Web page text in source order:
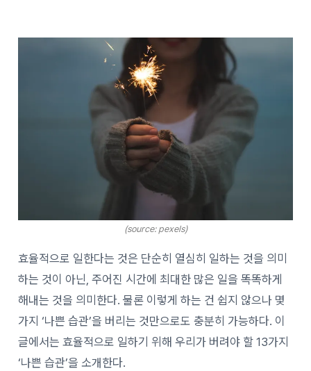
(source: pexels)
효율적으로 일한다는 것은 단순히 열심히 일하는 것을 의미
하는 것이 아닌, 주어진 시간에 최대한 많은 일을 똑똑하게
해내는 것을 의미한다. 물론 이렇게 하는 건 쉽지 않으나 몇
가지 ‘나쁜 습관’을 버리는 것만으로도 충분히 가능하다. 이
글에서는 효율적으로 일하기 위해 우리가 버려야 할 13가지
‘나쁜 습관’을 소개한다.